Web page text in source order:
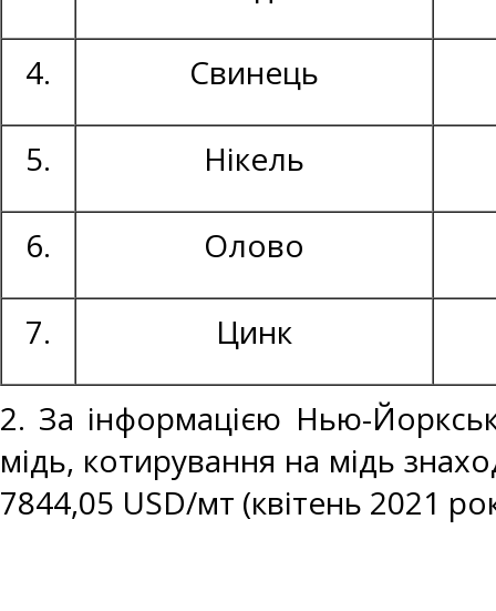
4. Свинець
5. Нікель
6. Олово
7. Цинк
2. За інформацією Нью-
мідь, котирування на мідь
7844,05 USD/мт (квітень 2021